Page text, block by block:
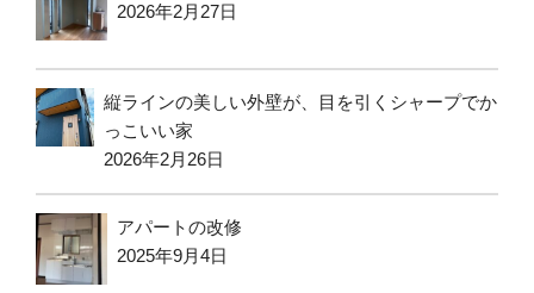
2026年2月27日
縦ラインの美しい外壁が、目を引くシャープでか
っこいい家
2026年2月26日
アパートの改修
2025年9月4日